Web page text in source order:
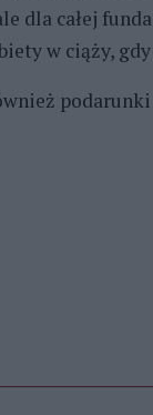
dla całej
w ciąży,